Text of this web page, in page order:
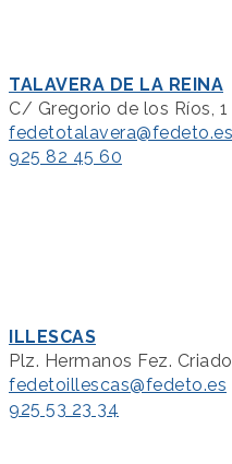
TALAVERA DE LA REINA
C/ Gregorio de los Ríos, 1
fedetotalavera@fedeto.es
925 82 45 60
ILLESCAS
Plz. Hermanos Fez.
fedetoillescas@fedeto.es
925 53 23 34